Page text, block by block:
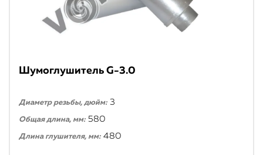
Шумоглушитель G-3.0
Диаметр резьбы, дюйм: 3
Общая длина, мм: 580
Длина глушителя, мм: 480